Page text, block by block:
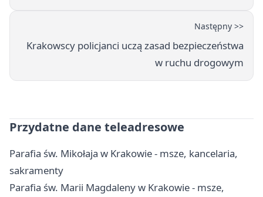
Następny >>
Krakowscy policjanci uczą zasad bezpieczeństwa
w ruchu drogowym
Przydatne dane teleadresowe
Parafia św. Mikołaja w Krakowie - msze, kancelaria,
sakramenty
Parafia św. Marii Magdaleny w Krakowie - msze,